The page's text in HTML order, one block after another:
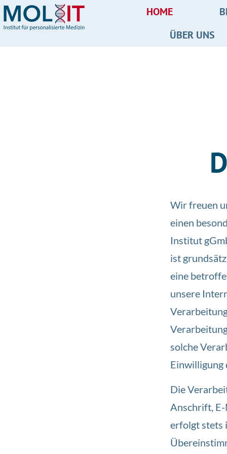
HOME
ÜBER UNS
Wir freuen
einen
Institut
ist
eine
unsere
solche
Einwilligung
Die
Anschrift,
erfolgt stets